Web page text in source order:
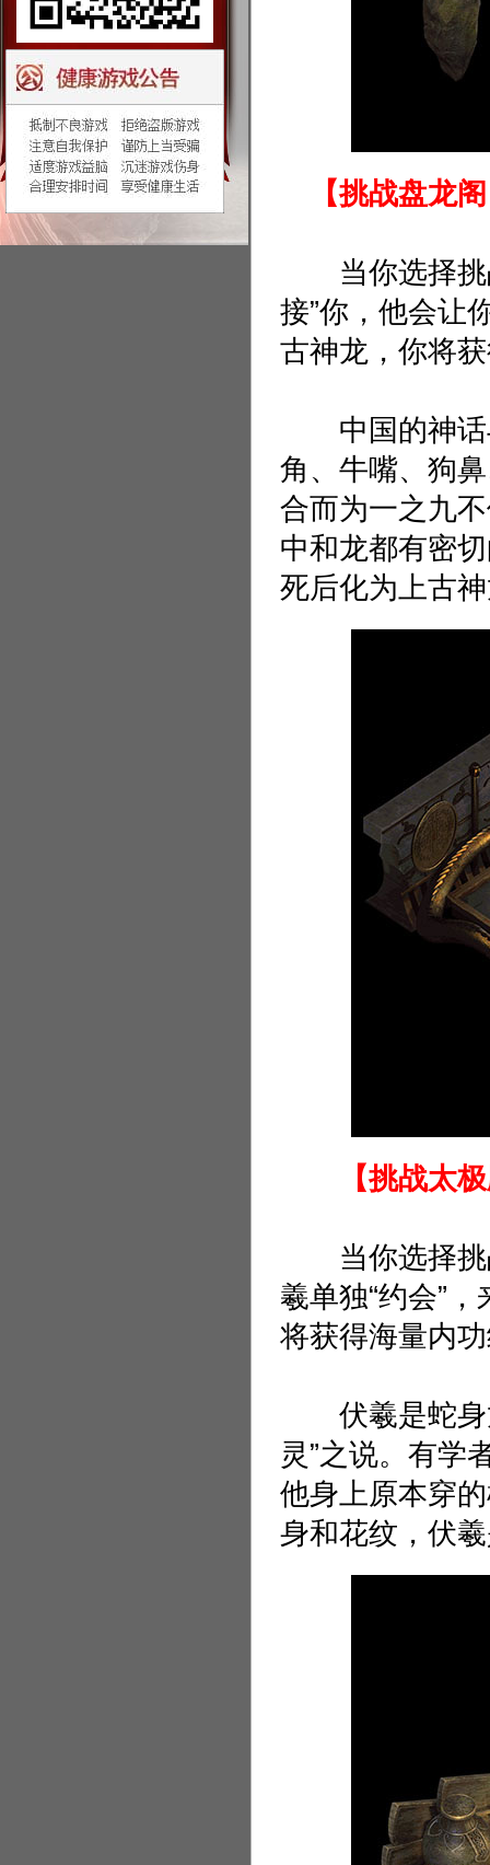
【挑战盘龙
当你选择挑
接”你，他会让
古神龙，你将
中国的神话
角、牛嘴、狗
合而为一之九
中和龙都有密
死后化为上古
【挑战太
当你选择挑
羲单独“约会”
将获得海量内
伏羲是蛇身
灵”之说。有学
他身上原本穿
身和花纹，伏